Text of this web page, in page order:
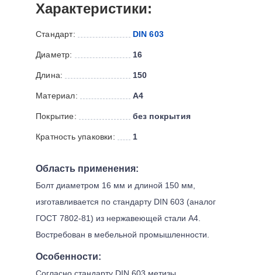
Характеристики:
Стандарт: DIN 603
Диаметр: 16
Длина: 150
Материал: А4
Покрытие: без покрытия
Кратность упаковки: 1
Область применения:
Болт диаметром 16 мм и длиной 150 мм,
изготавливается по стандарту DIN 603 (аналог
ГОСТ 7802-81) из нержавеющей стали А4.
Востребован в мебельной промышленности.
Особенности: